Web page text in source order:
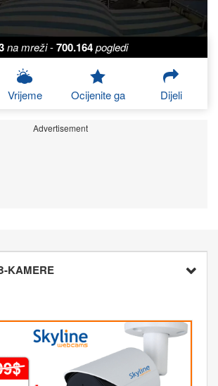
na mreži-700.164pogledi
Vrijeme Ocijenite ga Dijeli
Advertisement
KAMERE